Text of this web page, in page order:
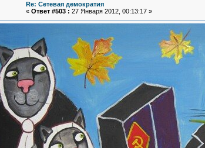
Re: Сетевая демократия
« Ответ #503 : 27 Января 2012, 00:13:17 »